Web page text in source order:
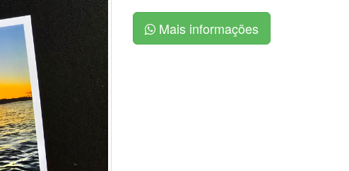
Mais informações